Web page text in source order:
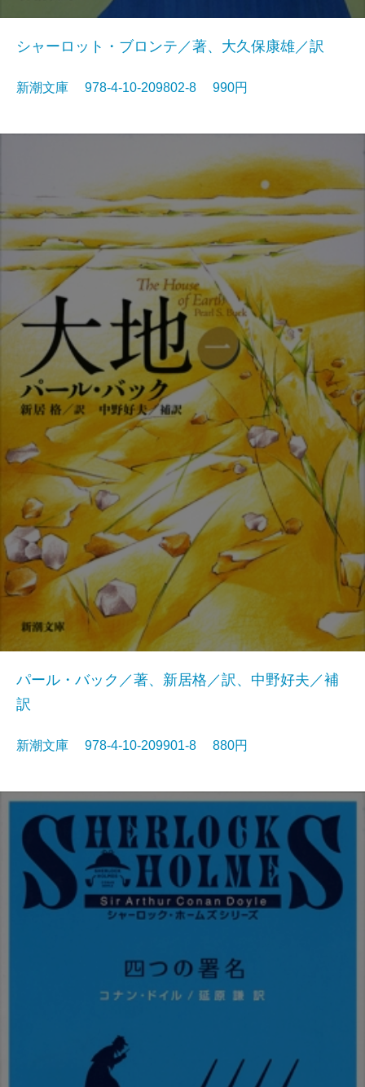
シャーロット・ブロンテ／著、大久保康雄／訳
新潮文庫 978-4-10-209802-8 990円
パール・バック／著、新居格／訳、中野好夫／補
訳
新潮文庫 978-4-10-209901-8 880円